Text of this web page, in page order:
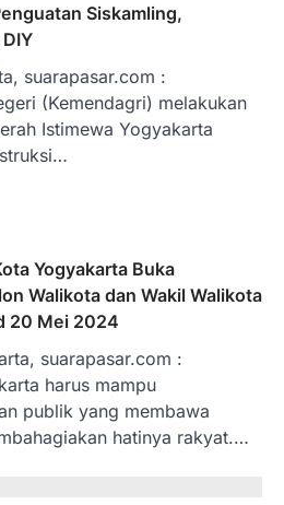
Siskamling,
suarapasar.com :
(Kemendagri) melakukan
Istimewa Yogyakarta
Yogyakarta Buka
Walikota dan Wakil Walikota
20 Mei 2024
suarapasar.com :
harus mampu
publik yang membawa
hatinya rakyat.…